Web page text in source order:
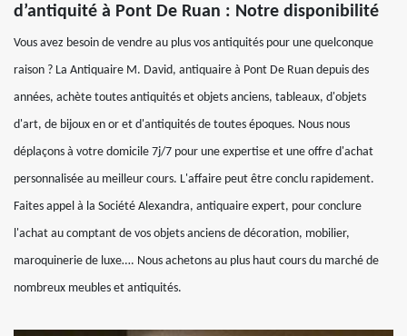
d’antiquité à Pont De Ruan : Notre disponibilité
Vous avez besoin de vendre au plus vos antiquités pour une quelconque
raison ? La Antiquaire M. David, antiquaire à Pont De Ruan depuis des
années, achète toutes antiquités et objets anciens, tableaux, d'objets
d'art, de bijoux en or et d'antiquités de toutes époques. Nous nous
déplaçons à votre domicile 7j/7 pour une expertise et une offre d'achat
personnalisée au meilleur cours. L'affaire peut être conclu rapidement.
Faites appel à la Société Alexandra, antiquaire expert, pour conclure
l'achat au comptant de vos objets anciens de décoration, mobilier,
maroquinerie de luxe…. Nous achetons au plus haut cours du marché de
nombreux meubles et antiquités.